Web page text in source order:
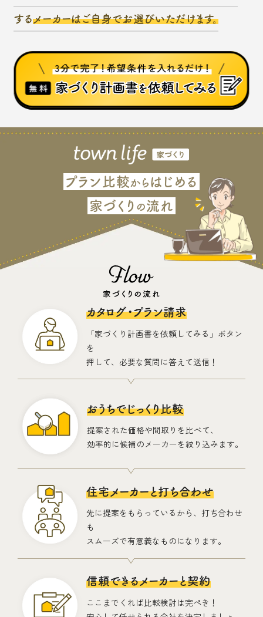
するメーカーはご自身でお選びいただけます。
プラン比較から はじめる
家づくり の流れ
カタログ・プラン請求
「家づくり計画書を依頼してみる」ボタン
を
押して、必要な質問に答えて送信！
おうちでじっくり比較
提案された価格や間取りを比べて、
効率的に候補のメーカーを絞り込みます。
住宅メーカーと打ち合わせ
先に提案をもらっているから、打ち合わせ
も
スムーズで有意義なものになります。
信頼できるメーカーと契約
ここまでくれば比較検討は完ぺき！